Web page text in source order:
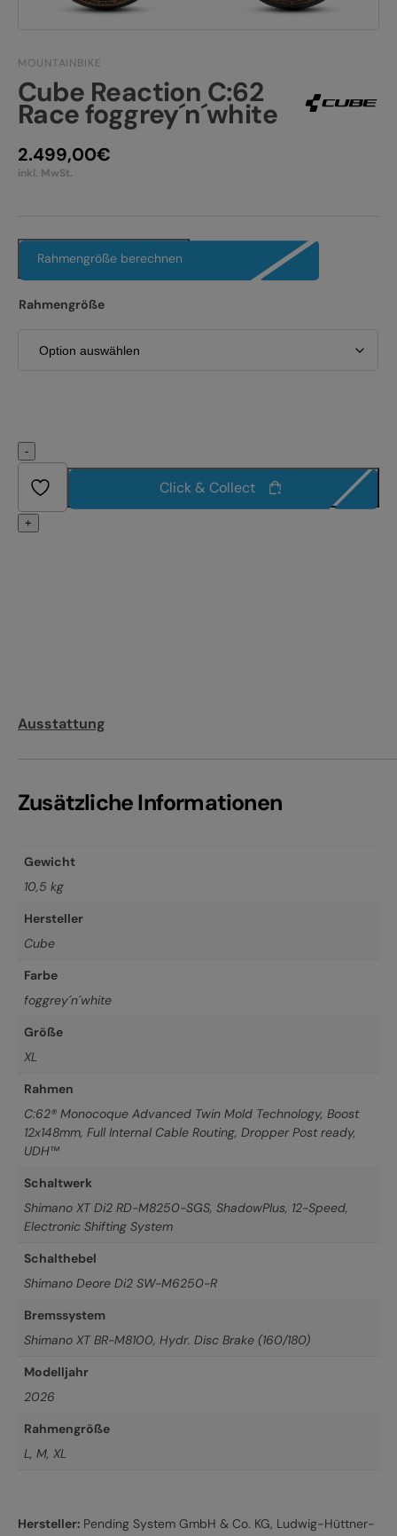
E-BIKE HARDTAIL
E-BIKE TOUR
Alle entdecken
KONTAKT
PRODUKTRÜCKRUFE
MOUNTAINBIKE
Cube Reaction C:62
Race foggrey´n´white
2.499,00€
inkl. MwSt.
Rahmengröße berechnen
Rahmengröße
-
+
Click & Collect
Ausstattung
Zusätzliche Informationen
Gewicht
10,5 kg
Hersteller
Cube
Farbe
foggrey´n´white
Größe
XL
Rahmen
C:62® Monocoque Advanced Twin Mold Technology, Boost
12x148mm, Full Internal Cable Routing, Dropper Post ready,
UDH™
Schaltwerk
Shimano XT Di2 RD-M8250-SGS, ShadowPlus, 12-Speed,
Electronic Shifting System
Schalthebel
Shimano Deore Di2 SW-M6250-R
Bremssystem
Shimano XT BR-M8100, Hydr. Disc Brake (160/180)
Modelljahr
2026
Rahmengröße
L, M, XL
Hersteller: Pending System GmbH & Co. KG, Ludwig-Hüttner-